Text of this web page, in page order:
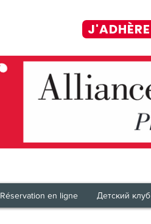
J'ADHÈRE
Réservation en ligne Детский клуб